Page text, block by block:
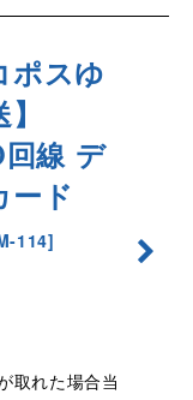
ポスゆ
線 デ
ード
114]
取れた場合当